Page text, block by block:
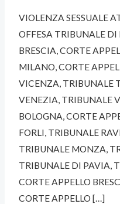
VIOLENZA SESSUALE
OFFESA TRIBUNALE
BRESCIA, CORTE
MILANO, CORTE
VICENZA, TRIBUNALE
VENEZIA, TRIBUNALE
BOLOGNA, CORTE
FORLI, TRIBUNALE
TRIBUNALE MONZA,
TRIBUNALE DI PAVIA,
CORTE APPELLO
CORTE APPELLO […]